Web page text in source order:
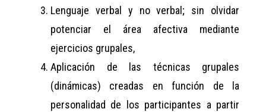
Lenguaje verbal y no verbal; sin olvidar
potenciar el área afectiva mediante
ejercicios grupales,
Aplicación de las técnicas grupales
(dinámicas) creadas en función de la
personalidad de los participantes a partir